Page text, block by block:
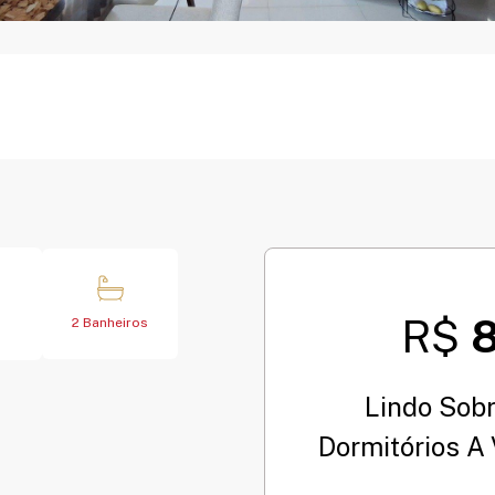
2 Banheiros R$
Lindo
Dormitórios A